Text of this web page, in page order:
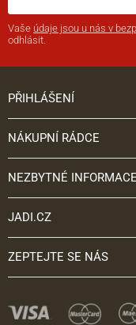
Vaše údaje jsou u nás v
odhlásit.
PŘIHLÁŠENÍ
NÁKUPNÍ RÁDCE
NEZBYTNÉ INFORMACE
JADI.CZ
ZEPTEJTE SE NÁS